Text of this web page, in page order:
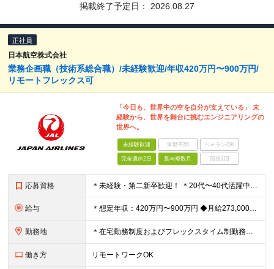
掲載終了予定日： 2026.08.27
正社員
日本航空株式会社
業務企画職（技術系総合職）/未経験歓迎/年収420万円〜900万円/
リモートフレックス可
「今日も、世界中の空を自分が支えている」 未
経験から、世界を舞台に挑むエンジニアリングの
世界へ。
未経験歓迎 学歴不問 ベテランOK
完全週休2日 賞与複数月 面接1回
応募資格 ＊未経験・第二新卒歓迎！ ＊20代〜40代活躍中 ◆未経験歓迎 ◆四年制大学または高等専門学校（専攻科）を卒業・修了された方 ※英語を使った業務に抵抗感がない方 （海外マニュアル読解・メール対応等。
給与 ＊想定年収：420万円〜900万円 ◆月給273,000～＋賞与年3回＋残業代全額支給 ※経験・能力・前職給与を考慮の上、当社規定により決定 ※残業代は別途全額支給 ※試用期間3ヶ月あり（給与待遇に
勤務地 ＊在宅勤務制度およびフレックスタイム制勤務制度あり （一部の部門では運用対象外） 入社後の初期配属は、 株式会社JALエンジニアリングへ出向となります 【JALエンジニアリング】 羽田空港：東京都
働き方 リモートワークOK